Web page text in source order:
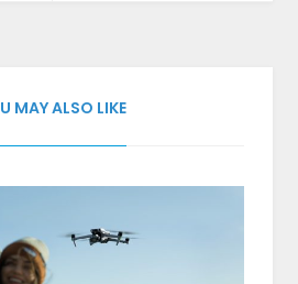
MAY ALSO LIKE